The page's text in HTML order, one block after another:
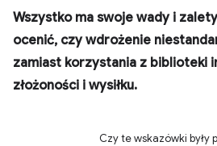
Wszystko ma swoje wady i
ocenić, czy wdrożenie
zamiast korzystania z biblioteki
złożoności i wysiłku.
Czy te wskazówki były